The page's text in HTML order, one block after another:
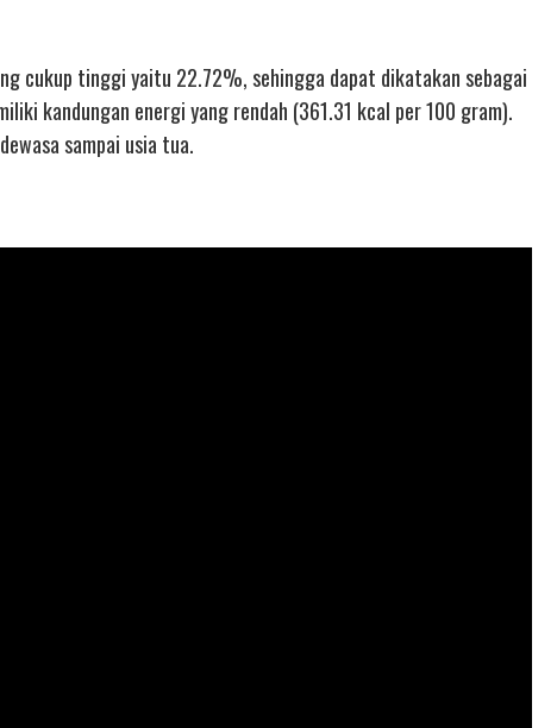
cukup tinggi yaitu 22.72%, sehingga dapat dikatakan sebagai
kandungan energi yang rendah (361.31 kcal per 100 gram).
sampai usia tua.